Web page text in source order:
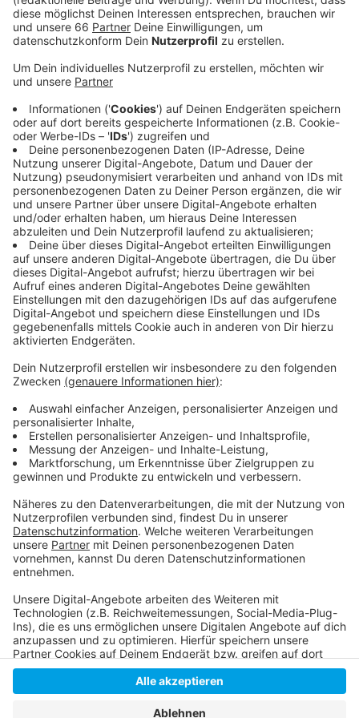
Veröffentlicht:Mittwoch, 16.07.2025 07:07
Anzeige
Am frühen Morgen war die Notrufnummer der Polizei
für gut zweieinhalb Stunden nicht erreichbar. Der Grund
waren landesweite technische Störungen. Gegen 9 Uhr
konnte die Polizei aber Entwarnung geben. Die Störung
wurde behoben und die Notrufnummer 110 ist wieder
erreichbar.
Anzeige
Weitere Infos und Links zum Thema:
So berichtet die Polizei
Alle Blaulichtmeldungen aus Düsseldorf
Feuerwehr
Anzeige
Anzeige